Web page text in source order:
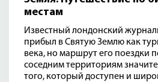
местам
Известный лондонский
прибыл в Святую Землю как
века, но маршрут его поездки
соседним территориям
того, который доступен и